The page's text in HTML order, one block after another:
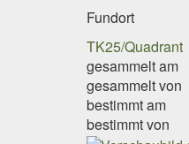
Fundort
TK25/Quadrant
gesammelt am
gesammelt von
bestimmt am
bestimmt von